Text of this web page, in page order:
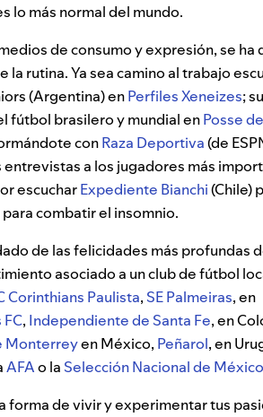
lo más normal del mundo.
de consumo y expresión, se ha
rutina. Ya sea camino al trabajo
(Argentina) enPerfiles Xeneizes;
fútbol brasilero y mundial enPosse
conRaza Deportiva(de
a los jugadores más
escucharExpediente Bianchi(Chile)
combatir el insomnio.
de las felicidades más profundas
asociado a un club de fútbol
Corinthians Paulista, SE Palmeiras, en
, Independiente de Santa Fe, en
Monterreyen México, Peñarol, en
AFAo la Selección Nacional de México
forma de vivir y experimentar tus